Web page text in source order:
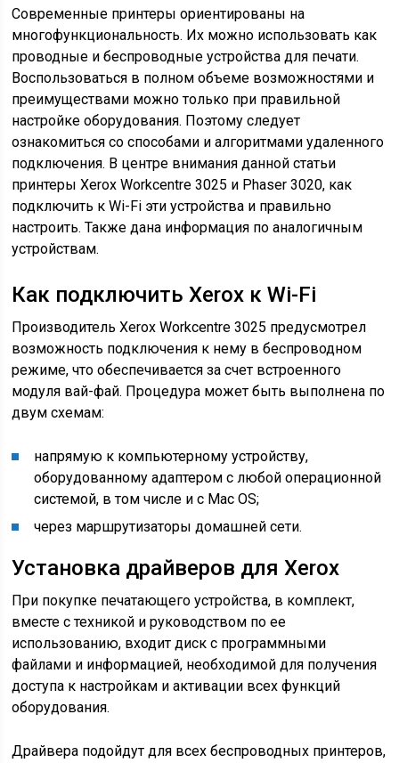
Современные принтеры ориентированы на
многофункциональность. Их можно использовать как
проводные и беспроводные устройства для печати.
Воспользоваться в полном объеме возможностями и
преимуществами можно только при правильной
настройке оборудования. Поэтому следует
ознакомиться со способами и алгоритмами удаленного
подключения. В центре внимания данной статьи
принтеры Xerox Workcentre 3025 и Phaser 3020, как
подключить к Wi-Fi эти устройства и правильно
настроить. Также дана информация по аналогичным
устройствам.
Как подключить Xerox к Wi-Fi
Производитель Xerox Workcentre 3025 предусмотрел
возможность подключения к нему в беспроводном
режиме, что обеспечивается за счет встроенного
модуля вай-фай. Процедура может быть выполнена по
двум схемам:
напрямую к компьютерному устройству,
оборудованному адаптером с любой операционной
системой, в том числе и с Mac OS;
через маршрутизаторы домашней сети.
Установка драйверов для Xerox
При покупке печатающего устройства, в комплект,
вместе с техникой и руководством по ее
использованию, входит диск с программными
файлами и информацией, необходимой для получения
доступа к настройкам и активации всех функций
оборудования.
Драйвера подойдут для всех беспроводных принтеров,